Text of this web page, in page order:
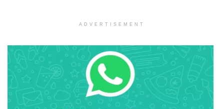
ADVERTISEMENT